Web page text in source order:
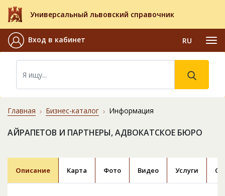
Универсальный львовский справочник
Вход в кабинет RU
Главная Бизнес-каталог Информация
АЙРАПЕТОВ И ПАРТНЕРЫ, АДВОКАТСКОЕ БЮРО
Описание Карта Фото Видео Услуги